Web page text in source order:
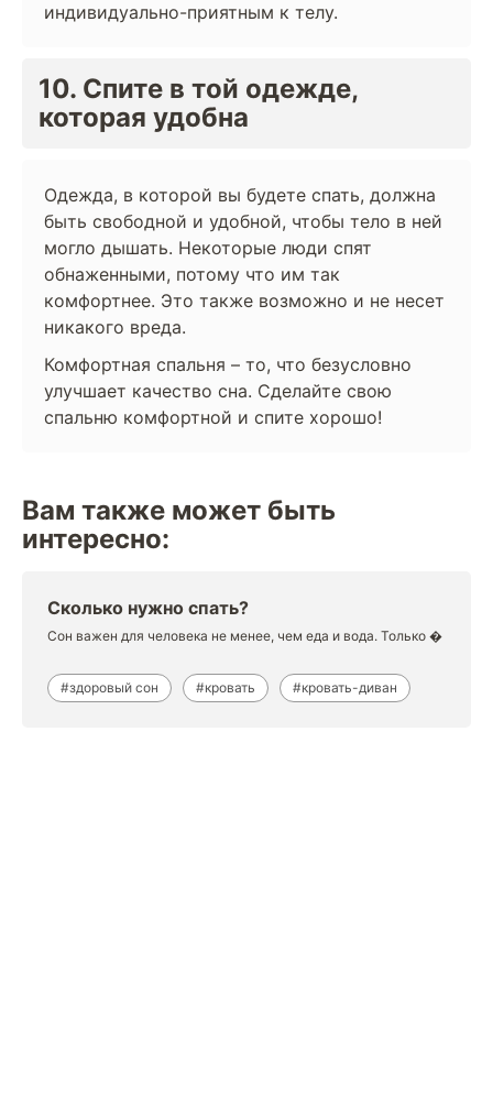
индивидуально-приятным к телу.
10. Спите в той одежде,
которая удобна
Одежда, в которой вы будете спать, должна
быть свободной и удобной, чтобы тело в ней
могло дышать. Некоторые люди спят
обнаженными, потому что им так
комфортнее. Это также возможно и не несет
никакого вреда.
Комфортная спальня – то, что безусловно
улучшает качество сна. Сделайте свою
спальню комфортной и спите хорошо!
Вам также может быть
интересно:
Сколько нужно спать?
Сон важен для человека не менее, чем еда и вода. Только �
#здоровый сон #кровать #кровать-диван